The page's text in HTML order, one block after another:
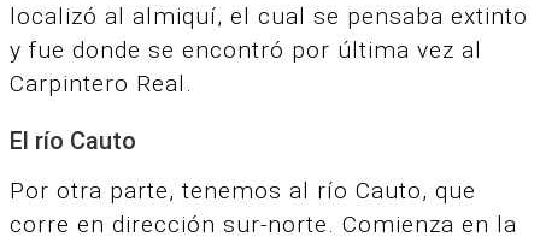
localizó al almiquí, el cual se pensaba extinto
y fue donde se encontró por última vez al
Carpintero Real.
El río Cauto
Por otra parte, tenemos al río Cauto, que
corre en dirección sur-norte. Comienza en la